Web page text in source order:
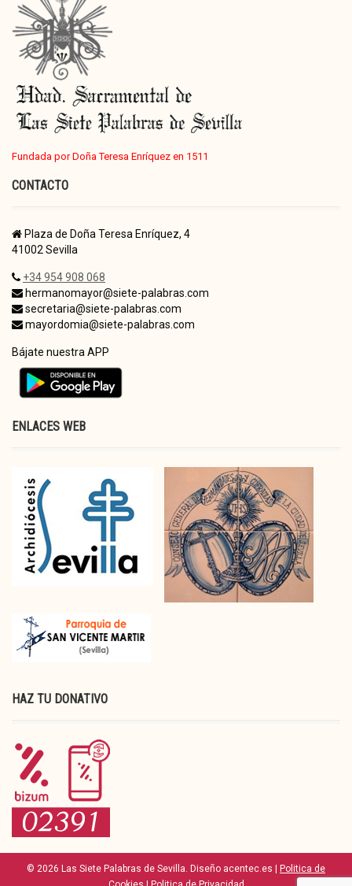
Fundada por Doña Teresa Enríquez en 1511
CONTACTO
Plaza de Doña Teresa Enríquez, 4
41002 Sevilla
+34 954 908 068
hermanomayor@siete-palabras.com
secretaria@siete-palabras.com
mayordomia@siete-palabras.com
Bájate nuestra APP
ENLACES WEB
HAZ TU DONATIVO
© 2026 Las Siete Palabras de Sevilla. Diseño acentec.es | Politica de